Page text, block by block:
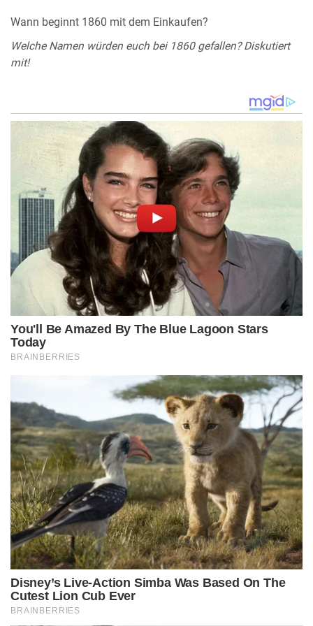
Wann beginnt 1860 mit dem Einkaufen?
Welche Namen würden euch bei 1860 gefallen? Diskutiert
mit!